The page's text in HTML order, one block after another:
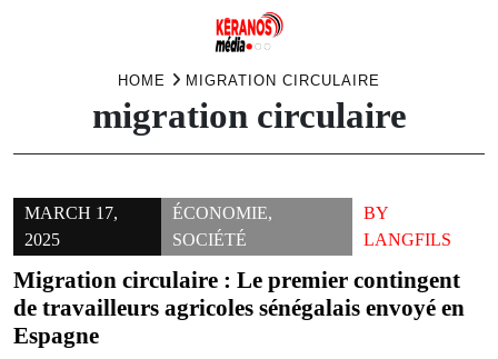
HOME MIGRATION CIRCULAIRE
migration circulaire
MARCH 17,
2025
ÉCONOMIE,
SOCIÉTÉ
BY
LANGFILS
Migration circulaire : Le premier contingent
de travailleurs agricoles sénégalais envoyé en
Espagne